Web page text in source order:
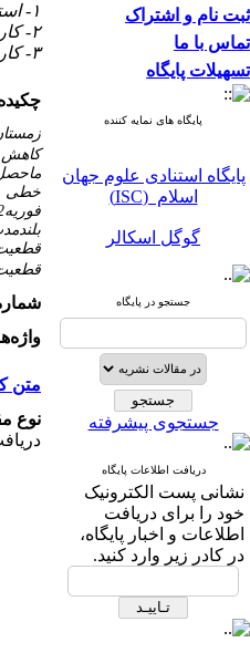
ثبت نام و اشتراک
تماس با ما
تسهیلات پایگاه
پایگاه های نمایه کننده
پایگاه استنادی علوم جهان
اسلام (ISC)
گوگل اسکالر
نورمگز
سیویلیکا
پایگاه استنادی علوم جهان
اسلام (ISC)
مگ ایران
جستجو در پایگاه
جستجوی پیشرفته
دریافت اطلاعات پایگاه
نشانی پست الکترونیک
خود را برای دریافت
اطلاعات و اخبار پایگاه،
در کادر زیر وارد کنید.
۱- استادیار دانشگاه پیام نور ایران ،
۲- کارشناسی ارشد توسعه اقتصادی و برنامه ریزی
۳- کارشناسی ارشد توسعه اقتصادی و برنامه ریزی.
زمستان 1398،شیوع ویروس کووید 19 همراه با ساختار اقتصادی آسیب پذیر، اقتصاد کشور را بشدت
کاهش
خطی
فوریه
بلندمدت
متن
نوع
دریافت: 1401/1/27 | پذیرش: 1401/6/16 |